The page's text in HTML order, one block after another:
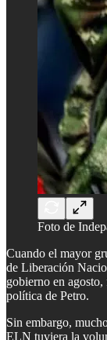
Foto de
Cuando el mayor
de Liberación
gobierno en
política de Petro.
Sin embargo,
ELN tuviera la